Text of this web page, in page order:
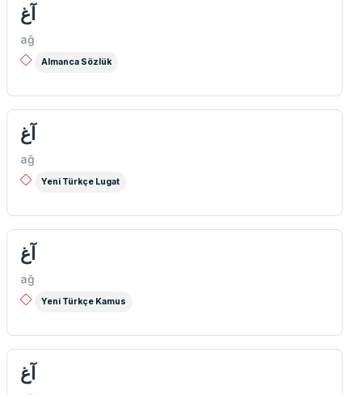
آغ
ağ
Almanca Sözlük
آغ
ağ
Yeni Türkçe Lugat
آغ
ağ
Yeni Türkçe Kamus
آغ